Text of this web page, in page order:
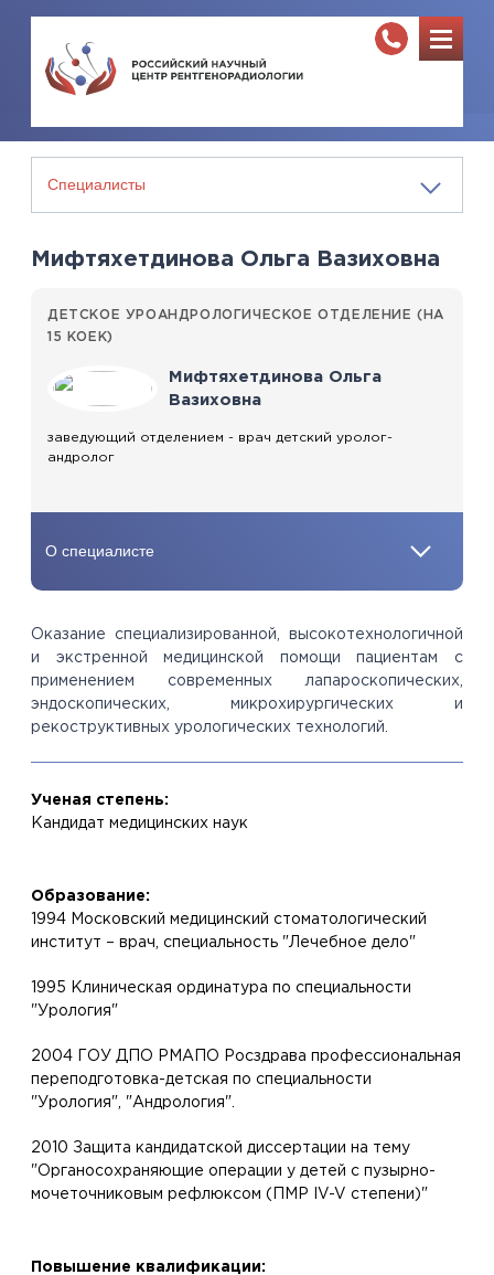
Мифтяхетдинова Ольга Вазиховна
ДЕТСКОЕ УРОАНДРОЛОГИЧЕСКОЕ ОТДЕЛЕНИЕ (НА
15 КОЕК)
Мифтяхетдинова Ольга
Вазиховна
заведующий отделением - врач детский уролог-
андролог
Оказание специализированной, высокотехнологичной
и экстренной медицинской помощи пациентам с
применением современных лапароскопических,
эндоскопических, микрохирургических и
рекоструктивных урологических технологий.
Ученая степень:
Кандидат медицинских наук
Образование:
1994 Московский медицинский стоматологический
институт – врач, специальность "Лечебное дело"
1995 Клиническая ординатура по специальности
"Урология"
2004 ГОУ ДПО РМАПО Росздрава профессиональная
переподготовка-детская по специальности
"Урология", "Андрология".
2010 Защита кандидатской диссертации на тему
"Органосохраняющие операции у детей с пузырно-
мочеточниковым рефлюксом (ПМР IV-V степени)"
Повышение квалификации: